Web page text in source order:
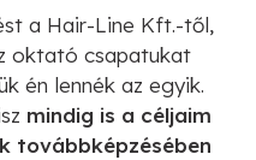
a Hair-Line Kft.-től,
oktató csapatukat
én lennék az egyik.
mindig is a céljaim
továbbképzésében